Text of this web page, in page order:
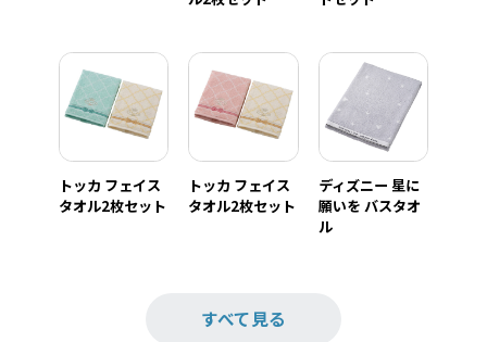
トッカ フェイス
タオル2枚セット
トッカ フェイス
タオル2枚セット
ディズニー 星に
願いを バスタオ
ル
すべて見る